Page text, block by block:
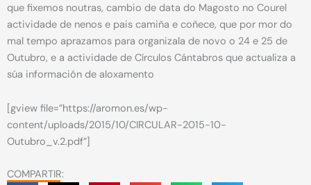
que fixemos noutras, cambio de data do Magosto no Courel
actividade de nenos e pais camiña e coñece, que por mor do
mal tempo aprazamos para organizala de novo o 24 e 25 de
Outubro, e a actividade de Círculos Cántabros que actualiza a
súa información de aloxamento
[gview file=”https://aromon.es/wp-
content/uploads/2015/10/CIRCULAR-2015-10-
Outubro_v.2.pdf”]
COMPARTIR: